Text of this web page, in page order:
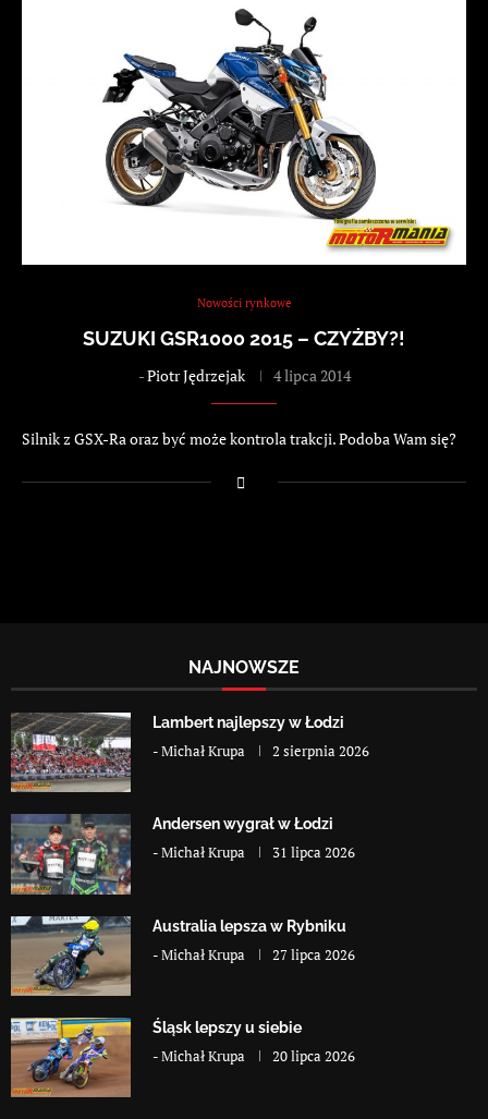
Nowości rynkowe
SUZUKI GSR1000 2015 – CZYŻBY?!
-Piotr Jędrzejak 4 lipca 2014
Silnik z GSX-Ra oraz być może kontrola trakcji. Podoba Wam się?
NAJNOWSZE
Lambert najlepszy w Łodzi
-Michał Krupa 2 sierpnia 2026
Andersen wygrał w Łodzi
-Michał Krupa 31 lipca 2026
Australia lepsza w Rybniku
-Michał Krupa 27 lipca 2026
Śląsk lepszy u siebie
-Michał Krupa 20 lipca 2026